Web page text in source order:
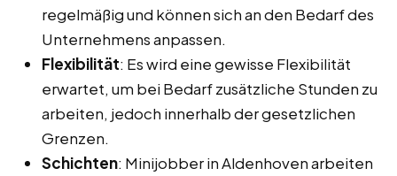
regelmäßig und können sich an den Bedarf des
Unternehmens anpassen.
Flexibilität: Es wird eine gewisse Flexibilität
erwartet, um bei Bedarf zusätzliche Stunden zu
arbeiten, jedoch innerhalb der gesetzlichen
Grenzen.
Schichten: Minijobber in Aldenhoven arbeiten